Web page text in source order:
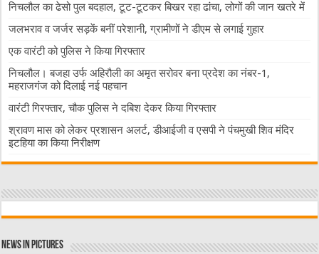
निचलौल का ढेसो पुल बदहाल, टूट-टूटकर बिखर रहा ढांचा, लोगों की जान खतरे में
जलभराव व जर्जर सड़कें बनीं परेशानी, ग्रामीणों ने डीएम से लगाई गुहार
एक वारंटी को पुलिस ने किया गिरफ्तार
निचलौल। बजहा उर्फ अहिरौली का अमृत सरोवर बना प्रदेश का नंबर-1,
महराजगंज को दिलाई नई पहचान
वारंटी गिरफ्तार, चौक पुलिस ने दबिश देकर किया गिरफ्तार
श्रावण मास को लेकर प्रशासन अलर्ट, डीआईजी व एसपी ने पंचमुखी शिव मंदिर
इटहिया का किया निरीक्षण
News in Pictures